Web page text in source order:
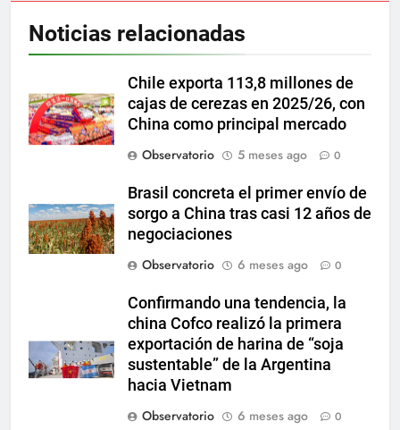
Noticias relacionadas
Chile exporta 113,8 millones de
cajas de cerezas en 2025/26, con
China como principal mercado
Observatorio
5 meses ago 0
Brasil concreta el primer envío de
sorgo a China tras casi 12 años de
negociaciones
Observatorio
6 meses ago 0
Confirmando una tendencia, la
china Cofco realizó la primera
exportación de harina de “soja
sustentable” de la Argentina
hacia Vietnam
Observatorio
6 meses ago 0